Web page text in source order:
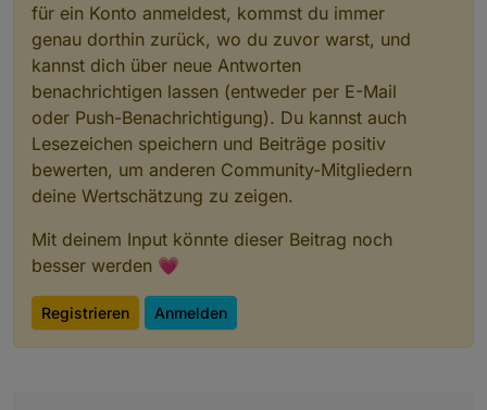
für ein Konto anmeldest, kommst du immer
genau dorthin zurück, wo du zuvor warst, und
kannst dich über neue Antworten
benachrichtigen lassen (entweder per E-Mail
oder Push-Benachrichtigung). Du kannst auch
Lesezeichen speichern und Beiträge positiv
bewerten, um anderen Community-Mitgliedern
deine Wertschätzung zu zeigen.
Mit deinem Input könnte dieser Beitrag noch
besser werden 💗
Registrieren Anmelden